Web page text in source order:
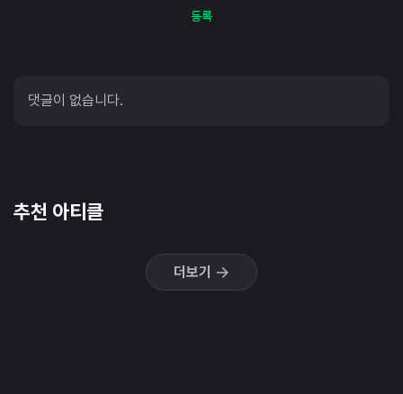
등록
댓글이 없습니다.
추천 아티클
더보기